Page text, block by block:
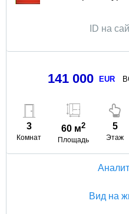
ID на
141 000 EUR
3
Комнат
60 м2
Площадь
5
Этаж
Вид на